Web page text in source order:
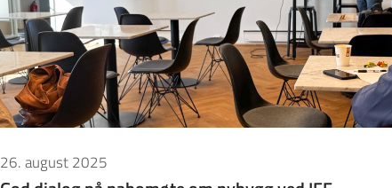
26. august 2025